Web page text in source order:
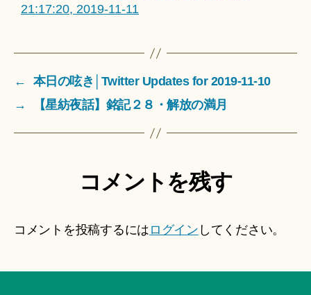
21:17:20, 2019-11-11
←
本日の呟き│Twitter Updates for 2019-11-10
→
【星紡夜話】銘記２８・解放の満月
コメントを残す
コメントを投稿するには ログイン してください。